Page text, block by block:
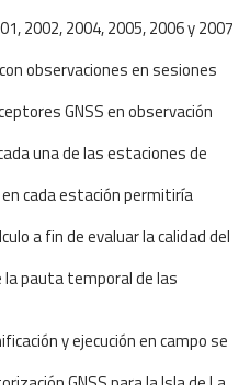
2002, 2004, 2005, 2006 y 2007
observaciones en sesiones
GNSS en observación
una de las estaciones de
cada estación permitiría
a fin de evaluar la calidad del
la pauta temporal de las
y ejecución en campo se